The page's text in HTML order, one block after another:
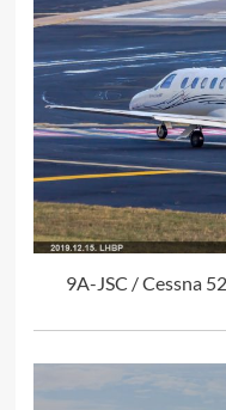
9A-JSC / Cessna